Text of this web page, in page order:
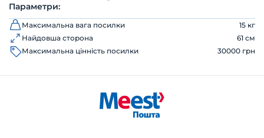
Параметри:
Максимальна вага посилки
15 кг
Найдовша сторона
61 см
Максимальна цінність посилки
30000 грн